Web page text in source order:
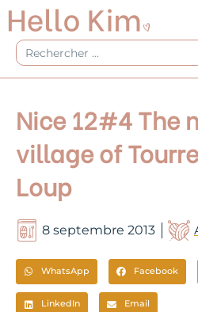
Aller
au
contenu
Rechercher
Nice 12#4 The
village of
Loup
8 septembre 2013
WhatsApp Facebook
LinkedIn Email